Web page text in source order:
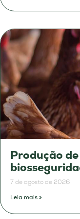
Produção
7 de agosto de 2026
Leia mais »